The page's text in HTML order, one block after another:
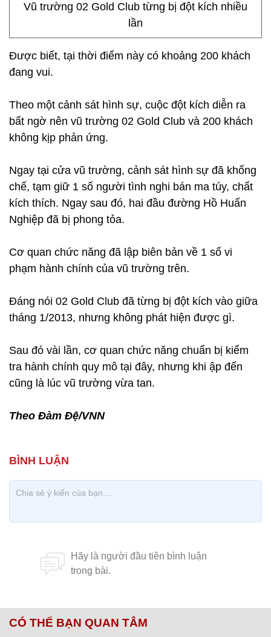
Vũ trường 02 Gold Club từng bị đột kích nhiều
lần
Được biết, tại thời điểm này có khoảng 200 khách
đang vui.
Theo một cảnh sát hình sự, cuộc đột kích diễn ra
bất ngờ nên vũ trường 02 Gold Club và 200 khách
không kịp phản ứng.
Ngay tại cửa vũ trường, cảnh sát hình sự đã khống
chế, tạm giữ 1 số người tình nghi bán ma túy, chất
kích thích. Ngay sau đó, hai đầu đường Hồ Huấn
Nghiệp đã bị phong tỏa.
Cơ quan chức năng đã lập biên bản về 1 số vi
phạm hành chính của vũ trường trên.
Đáng nói 02 Gold Club đã từng bị đột kích vào giữa
tháng 1/2013, nhưng không phát hiện được gì.
Sau đó vài lần, cơ quan chức năng chuẩn bị kiểm
tra hành chính quy mô tại đây, nhưng khi ập đến
cũng là lúc vũ trường vừa tan.
Theo Đàm Đệ/VNN
CÓ THỂ BẠN QUAN TÂM